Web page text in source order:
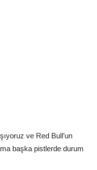
ve Red Bull’un
başka pistlerde durum